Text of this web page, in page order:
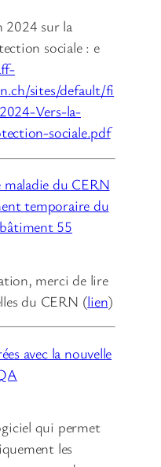
2024 sur la
sociale : e
sites/default/fi
Vers-la-
sociale.pdf
maladie du CERN
temporaire du
55
merci de lire
du CERN (lien)
avec la nouvelle
qui permet
les